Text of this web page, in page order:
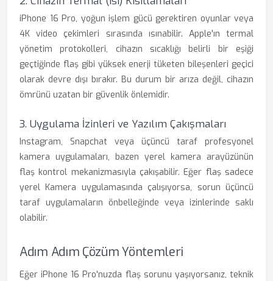
iPhone 16 Pro, yoğun işlem gücü gerektiren oyunlar veya
4K video çekimleri sırasında ısınabilir. Apple'ın termal
yönetim protokolleri, cihazın sıcaklığı belirli bir eşiği
geçtiğinde flaş gibi yüksek enerji tüketen bileşenleri geçici
olarak devre dışı bırakır. Bu durum bir arıza değil, cihazın
ömrünü uzatan bir güvenlik önlemidir.
3. Uygulama İzinleri ve Yazılım Çakışmaları
Instagram, Snapchat veya üçüncü taraf profesyonel
kamera uygulamaları, bazen yerel kamera arayüzünün
flaş kontrol mekanizmasıyla çakışabilir. Eğer flaş sadece
yerel Kamera uygulamasında çalışıyorsa, sorun üçüncü
taraf uygulamaların önbelleğinde veya izinlerinde saklı
olabilir.
Adım Adım Çözüm Yöntemleri
Eğer iPhone 16 Pro'nuzda flaş sorunu yaşıyorsanız, teknik